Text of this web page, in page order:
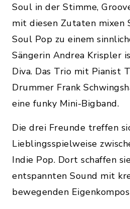
Soul in der Stimme,
mit diesen Zutaten mixen
Soul Pop zu einem
Sängerin Andrea Krispler
Diva. Das Trio mit Pianist
Drummer Frank
eine funky Mini-Bigband.
Die drei Freunde treffen
Lieblingsspielweise
Indie Pop. Dort schaffen
entspannten Sound mit
bewegenden